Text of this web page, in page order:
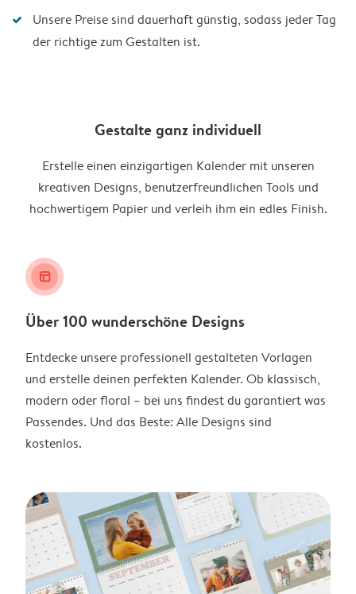
Unsere Preise sind dauerhaft günstig, sodass jeder Tag
der richtige zum Gestalten ist.
Gestalte ganz individuell
Erstelle einen einzigartigen Kalender mit unseren
kreativen Designs, benutzerfreundlichen Tools und
hochwertigem Papier und verleih ihm ein edles Finish.
layout_alt
Über 100 wunderschöne Designs
Entdecke unsere professionell gestalteten Vorlagen
und erstelle deinen perfekten Kalender. Ob klassisch,
modern oder floral – bei uns findest du garantiert was
Passendes. Und das Beste: Alle Designs sind
kostenlos.